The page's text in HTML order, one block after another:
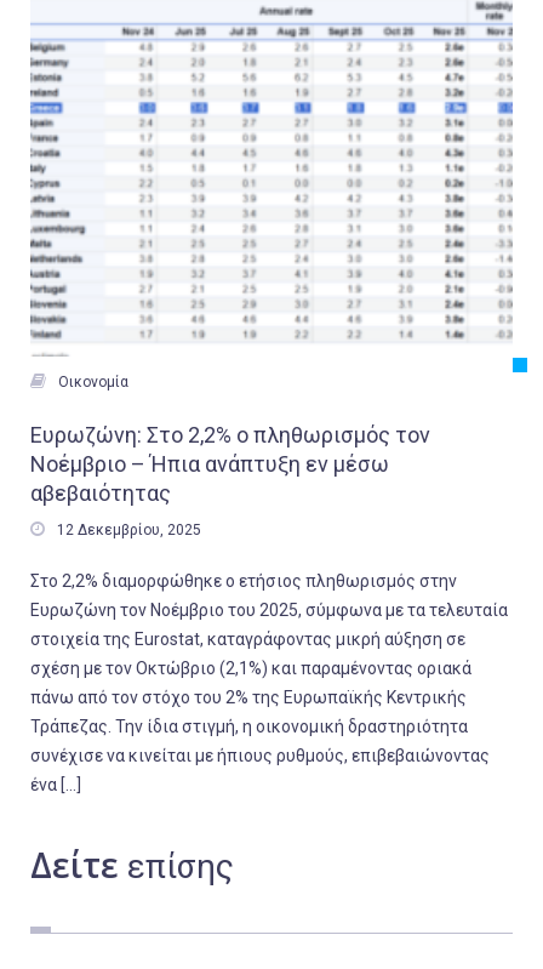
 Οικονομία
Ευρωζώνη: Στο 2,2% ο πληθωρισμός τον
Νοέμβριο – Ήπια ανάπτυξη εν μέσω
αβεβαιότητας
 12 Δεκεμβρίου, 2025
Στο 2,2% διαμορφώθηκε ο ετήσιος πληθωρισμός στην
Ευρωζώνη τον Νοέμβριο του 2025, σύμφωνα με τα τελευταία
στοιχεία της Eurostat, καταγράφοντας μικρή αύξηση σε
σχέση με τον Οκτώβριο (2,1%) και παραμένοντας οριακά
πάνω από τον στόχο του 2% της Ευρωπαϊκής Κεντρικής
Τράπεζας. Την ίδια στιγμή, η οικονομική δραστηριότητα
συνέχισε να κινείται με ήπιους ρυθμούς, επιβεβαιώνοντας
ένα […]
Δείτε επίσης
Κόσμος
Τοπικά
Αγροτικά
Οικονομία
Πολιτική
Αθλητικά
Αστυνομικό Δελτίο